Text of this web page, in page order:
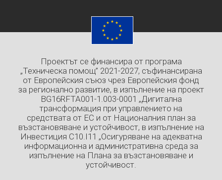
Проектът се финансира от програма
„Техническа помощ” 2021-2027, съфинансирана
от Европейския съюз чрез Европейския фонд
за регионално развитие, в изпълнение на проект
BG16RFTA001-1.003-0001 „Дигитална
трансформация при управлението на
средствата от ЕС и от Националния план за
възстановяване и устойчивост, в изпълнение на
Инвестиция C10.I11 „Осигуряване на адекватна
информационна и административна среда за
изпълнение на Плана за възстановяване и
устойчивост.